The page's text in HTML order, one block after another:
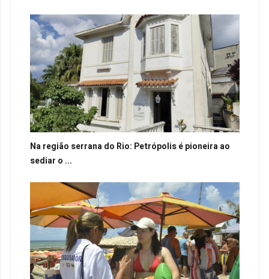
Na região serrana do Rio: Petrópolis é pioneira ao
sediar o ...